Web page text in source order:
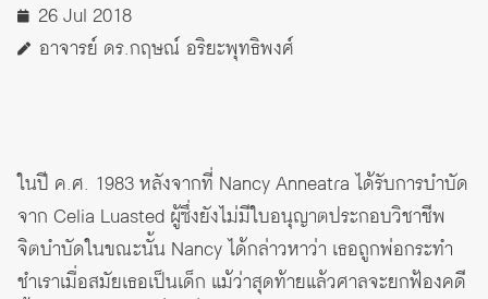
26 Jul 2018
อาจารย์ ดร.กฤษณ์ อริยะพุทธิพงศ์
ในปี ค.ศ. 1983 หลังจากที่ Nancy Anneatra ได้รับการบำบัด
จาก Celia Luasted ผู้ซึ่งยังไม่มีใบอนุญาตประกอบวิชาชีพ
จิตบำบัดในขณะนั้น Nancy ได้กล่าวหาว่า เธอถูกพ่อกระทำ
ชำเราเมื่อสมัยเธอเป็นเด็ก แม้ว่าสุดท้ายแล้วศาลจะยกฟ้องคดี